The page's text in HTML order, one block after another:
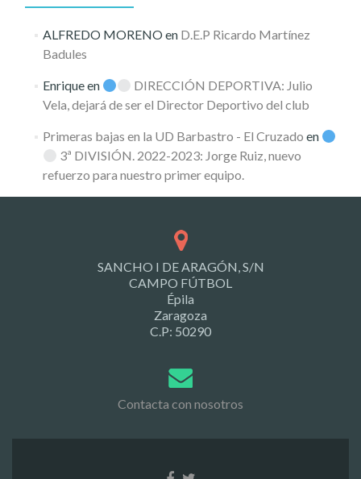
ALFREDO MORENOen D.E.P Ricardo Martínez
Badules
Enriqueen
DIRECCIÓN DEPORTIVA: Julio
Vela, dejará de ser el Director Deportivo del club
Primeras bajas en la UD Barbastro - El Cruzado en
3ª DIVISIÓN. 2022-2023: Jorge Ruiz, nuevo
refuerzo para nuestro primer equipo.
SANCHO I DE ARAGÓN, S/N
CAMPO FÚTBOL
Épila
Zaragoza
C.P: 50290
Contacta con nosotros